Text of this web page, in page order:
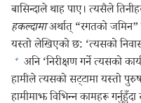
बासिन्दाले थाह पाए। त्यसैले
हकल्दामाअर्थात्‌ “रगतको जमिन”
यस्तो लेखिएको छ: ‘त्यसको
+ अनि ‘निरीक्षण गर्ने त्यसको
हामीले त्यसको सट्टामा यस्तो
हामीमाझ विभिन्‍न कामहरू